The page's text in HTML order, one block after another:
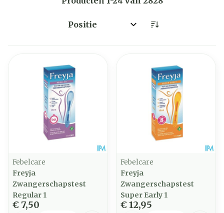
Sorteer op:
Febelcare
Freyja
Zwangerschapstest
Regular 1
€ 7,50
Febelcare
Freyja
Zwangerschapstest
Super Early 1
€ 12,95